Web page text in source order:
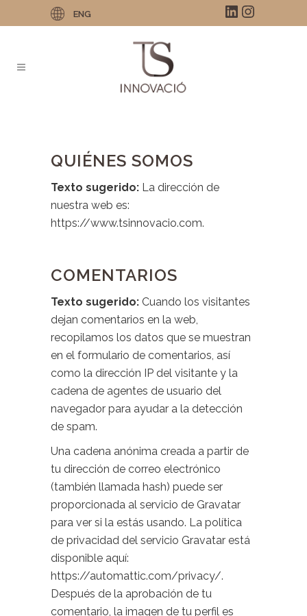
ENG LinkedIn
QUIÉNES SOMOS
Texto sugerido: La dirección de
nuestra web es:
https://www.tsinnovacio.com.
COMENTARIOS
Texto sugerido: Cuando los visitantes
dejan comentarios en la web,
recopilamos los datos que se muestran
en el formulario de comentarios, así
como la dirección IP del visitante y la
cadena de agentes de usuario del
navegador para ayudar a la detección
de spam.
Una cadena anónima creada a partir de
tu dirección de correo electrónico
(también llamada hash) puede ser
proporcionada al servicio de Gravatar
para ver si la estás usando. La política
de privacidad del servicio Gravatar está
disponible aquí:
https://automattic.com/privacy/.
Después de la aprobación de tu
comentario, la imagen de tu perfil es